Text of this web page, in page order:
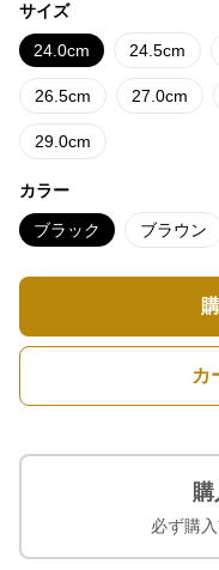
サイズ
24.0cm 24.5cm
26.5cm 27.0cm
29.0cm
カラー
ブラック ブラウン
カ
必ず購